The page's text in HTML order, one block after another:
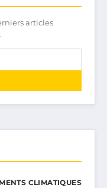
articles
CLIMATIQUES